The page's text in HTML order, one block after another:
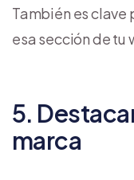
También es clave
esa sección de tu
5.
marca